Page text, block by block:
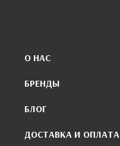
О НАС
БРЕНДЫ
БЛОГ
ДОСТАВКА И ОПЛАТА